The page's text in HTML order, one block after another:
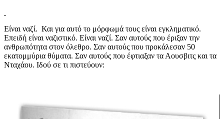
Είναι ναζί. Και για αυτό το μόρφωμά τους είναι εγκληματικό.
Επειδή είναι ναζιστικό. Είναι ναζί. Σαν αυτούς που έριξαν την
ανθρωπότητα στον όλεθρο. Σαν αυτούς που προκάλεσαν 50
εκατομμύρια θύματα. Σαν αυτούς που έφτιαξαν τα Αουσβιτς και τα
Νταχάου. Ιδού σε τι πιστεύουν: